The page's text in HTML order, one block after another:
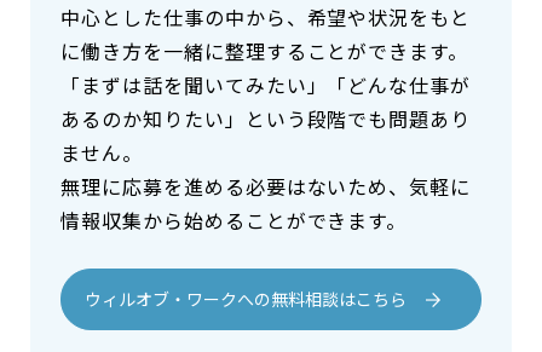
中心とした仕事の中から、希望や状況をもと
に働き方を一緒に整理することができます。
「まずは話を聞いてみたい」「どんな仕事が
あるのか知りたい」という段階でも問題あり
ません。
無理に応募を進める必要はないため、気軽に
情報収集から始めることができます。
ウィルオブ・ワークへの無料相談はこちら